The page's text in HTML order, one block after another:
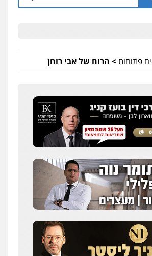
פתוחות> הרוח של אבי רוחן